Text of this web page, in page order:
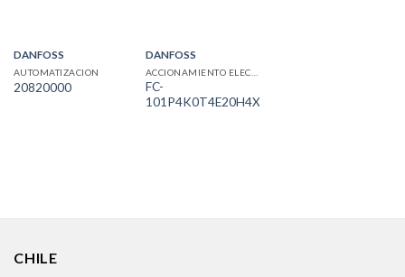
DANFOSS
AUTOMATIZACION
20820000
DANFOSS
FC-
CHILE